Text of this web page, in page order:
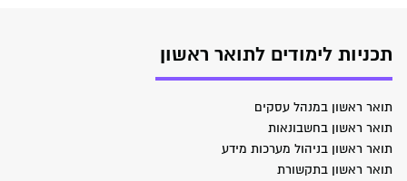
תכניות לימודים לתואר ראשון
תואר ראשון במנהל עסקים
תואר ראשון בחשבונאות
תואר ראשון בניהול מערכות מידע
תואר ראשון בתקשורת